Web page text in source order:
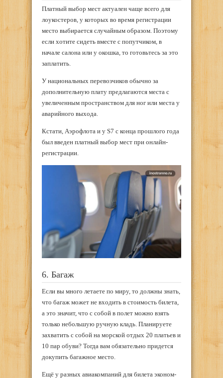
Платный выбор мест актуален чаще всего для
лоукостеров, у которых во время регистрации
место выбирается случайным образом. Поэтому
если хотите сидеть вместе с попутчиком, в
начале салона или у окошка, то готовьтесь за это
заплатить.
У национальных перевозчиков обычно за
дополнительную плату предлагаются места с
увеличенным пространством для ног или места у
аварийного выхода.
Кстати, Аэрофлота и у S7 с конца прошлого года
был введен платный выбор мест при онлайн-
регистрации.
6. Багаж
Если вы много летаете по миру, то должны знать,
что багаж может не входить в стоимость билета,
а это значит, что с собой в полет можно взять
только небольшую ручную кладь. Планируете
захватить с собой на морской отдых 20 платьев и
10 пар обуви? Тогда вам обязательно придется
докупить багажное место.
Ещё у разных авиакомпаний для билета эконом-